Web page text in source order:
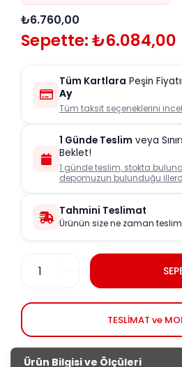
₺6.760,00
Sepette: ₺6.084,00
Tüm Kartlara Peşin
Ay
Tüm taksit seçeneklerini
1 Günde Teslim veya
Beklet!
1 günde teslim, stokta
depomuzun bulunduğu
Tahmini Teslimat
Ürünün size ne zaman
TESLİMAT ve
Ürün Bilgisi ve Ölçüleri